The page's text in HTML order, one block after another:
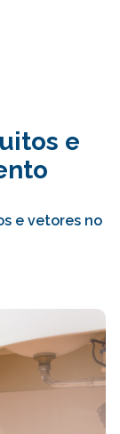
e
e vetores no